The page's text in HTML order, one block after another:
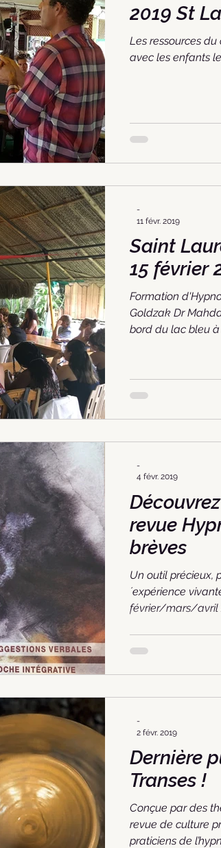
2019
Les ressources
avec les enfants
Saint
15
Formation
Goldzak Dr
bord du lac bleu à
-
11 févr. 2019
revue
brèves
Un outil précieux,
´expérience
février/mars/avril
-
4 févr. 2019
Dernière
Transes !
Conçue par des
revue de culture
praticiens de
-
2 févr. 2019